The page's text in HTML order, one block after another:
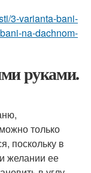
3-varianta-bani-
na-dachnom-
руками.
только
поскольку в
желании ее